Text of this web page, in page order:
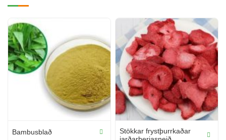
Bambusblað
Stökkar frystþurrkaðar